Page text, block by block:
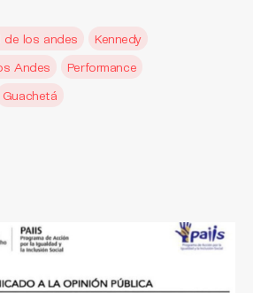
de los andes
Kennedy
Andes
Performance
Guachetá